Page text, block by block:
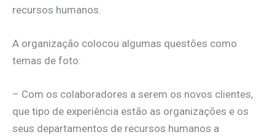
recursos humanos.
A organização colocou algumas questões como
temas de foto:
– Com os colaboradores a serem os novos clientes,
que tipo de experiência estão as organizações e os
seus departamentos de recursos humanos a